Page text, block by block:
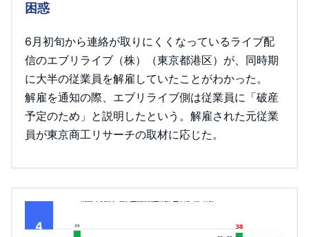
困惑
6月初旬から連絡が取りにくくなっているライブ配
信のエブリライブ（株）（東京都港区）が、同時期
に大半の従業員を解雇していたことがわかった。
解雇を通知の際、エブリライブ側は従業員に「破産
予定のため」と説明したという。解雇された元従業
員が東京商工リサーチの取材に応じた。
4